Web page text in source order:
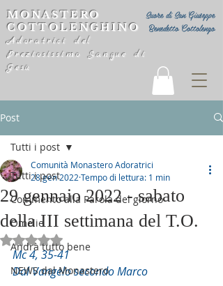
Suore di San Giuseppe
Benedetto Cottolengo
MONASTERO
COTTOLENGHINO
Adoratrici del
Preziosissimo Sangue di
Gesù
Post
Tutti i post
Commento alla Parola del giorno
Omelie
Andrà tutto bene
NEWS dal Monastero
Tutti i post
29 gennaio 2022 - sabato
della III settimana del T.O.
Comunità Monastero Adoratrici
28 gen 2022 Tempo di lettura: 1 min
Valutazione NaN stelle su 5.
Mc 4, 35-41
Dal Vangelo secondo Marco